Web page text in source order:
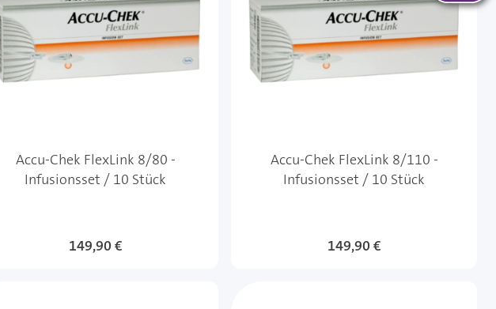
Accu-Chek FlexLink 8/80 -
Infusionsset / 10 Stück
149,90 €
Accu-Chek FlexLink 8/110 -
Infusionsset / 10 Stück
149,90 €